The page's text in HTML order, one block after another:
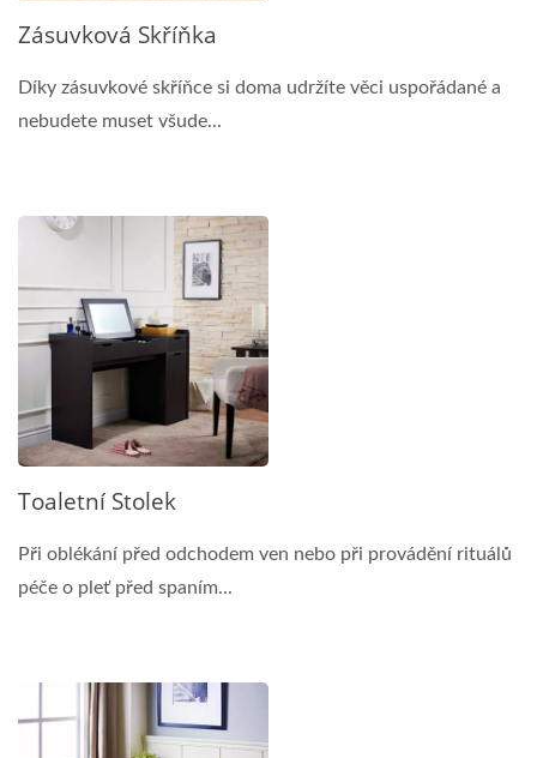
Zásuvková Skříňka
Díky zásuvkové skříňce si doma udržíte věci uspořádané a
nebudete muset všude...
Toaletní Stolek
Při oblékání před odchodem ven nebo při provádění rituálů
péče o pleť před spaním...